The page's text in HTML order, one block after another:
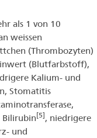
als 1 von 10
weissen
(Thrombozyten)
(Blutfarbstoff),
Kalium- und
Stomatitis
Bilirubin [5] , niedrigere
und